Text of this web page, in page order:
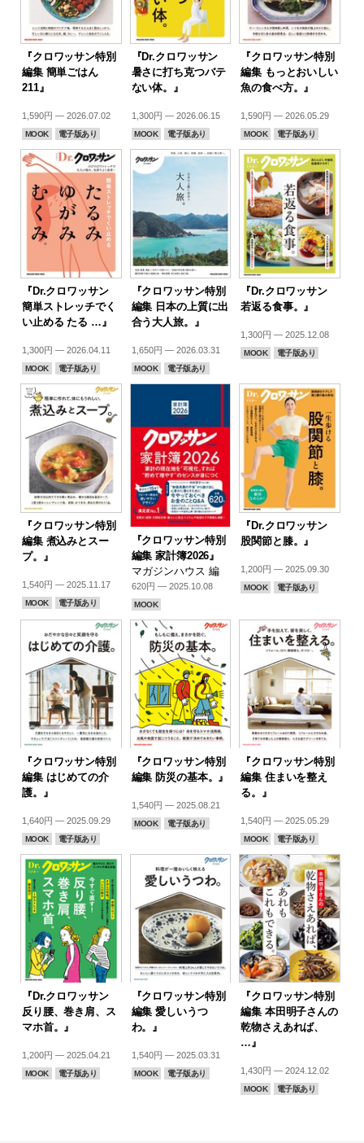
『クロワッサン特別
編集 簡単ごはん
211』
1,590円 — 2026.07.02
MOOK 電子版あり
『Dr.クロワッサン
暑さに打ち克つバテ
ない体。』
1,300円 — 2026.06.15
MOOK 電子版あり
『クロワッサン特別
編集 もっとおいしい
魚の食べ方。』
1,590円 — 2026.05.29
MOOK 電子版あり
『Dr.クロワッサン
簡単ストレッチでく
い止める たる …』
1,300円 — 2026.04.11
MOOK 電子版あり
『クロワッサン特別
編集 日本の上質に出
合う大人旅。』
1,650円 — 2026.03.31
MOOK 電子版あり
『Dr.クロワッサン
若返る食事。』
1,300円 — 2025.12.08
MOOK 電子版あり
『クロワッサン特別
編集 煮込みとスー
プ。』
1,540円 — 2025.11.17
MOOK 電子版あり
『クロワッサン特別
編集 家計簿2026』
マガジンハウス 編
620円 — 2025.10.08
MOOK
『Dr.クロワッサン
股関節と膝。』
1,200円 — 2025.09.30
MOOK 電子版あり
『クロワッサン特別
編集 はじめての介
護。』
1,640円 — 2025.09.29
MOOK 電子版あり
『クロワッサン特別
編集 防災の基本。』
1,540円 — 2025.08.21
MOOK 電子版あり
『クロワッサン特別
編集 住まいを整え
る。』
1,540円 — 2025.05.29
MOOK 電子版あり
『Dr.クロワッサン
反り腰、巻き肩、ス
マホ首。』
1,200円 — 2025.04.21
MOOK 電子版あり
『クロワッサン特別
編集 愛しいうつ
わ。』
1,540円 — 2025.03.31
MOOK 電子版あり
『クロワッサン特別
編集 本田明子さんの
乾物さえあれば、
…』
1,430円 — 2024.12.02
MOOK 電子版あり